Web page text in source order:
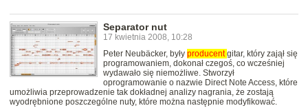
Separator nut
17 kwietnia 2008, 10:28
Peter Neubäcker, były producentgitar, który zajął się
programowaniem, dokonał czegoś, co wcześniej
wydawało się niemożliwe. Stworzył
oprogramowanie o nazwie Direct Note Access, które
umożliwia przeprowadzenie tak dokładnej analizy nagrania, że zostają
wyodrębnione poszczególne nuty, które można następnie modyfikować.